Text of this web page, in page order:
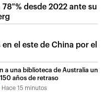
% desde 2022 ante su
el este de China por el
Hace 15 minutos
a una biblioteca de Australia un
años de retraso